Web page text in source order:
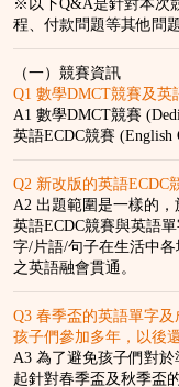
※以下Q&A是針對本次
程、付款問題等其他問
（一）競賽資訊
Q1 數學DMCT競賽及英
A1 數學DMCT競賽
英語ECDC競賽 (English
Q2 新改版的英語ECDC
A2 出題範圍是一樣的，
英語ECDC競賽與英語
字/片語/句子在生活中
之英語融會貫通。
Q3 春季盃的英語單字
孩子們參加多年，以後
A3 為了避免孩子們對
起針對春季盃及秋季盃